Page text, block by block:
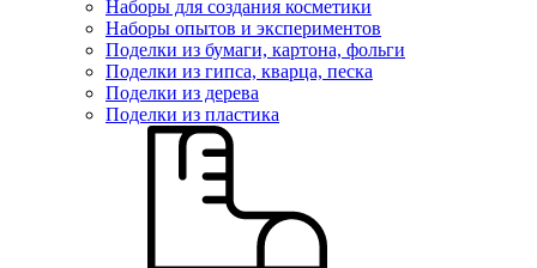
Наборы для создания косметики
Наборы опытов и экспериментов
Поделки из бумаги, картона, фольги
Поделки из гипса, кварца, песка
Поделки из дерева
Поделки из пластика